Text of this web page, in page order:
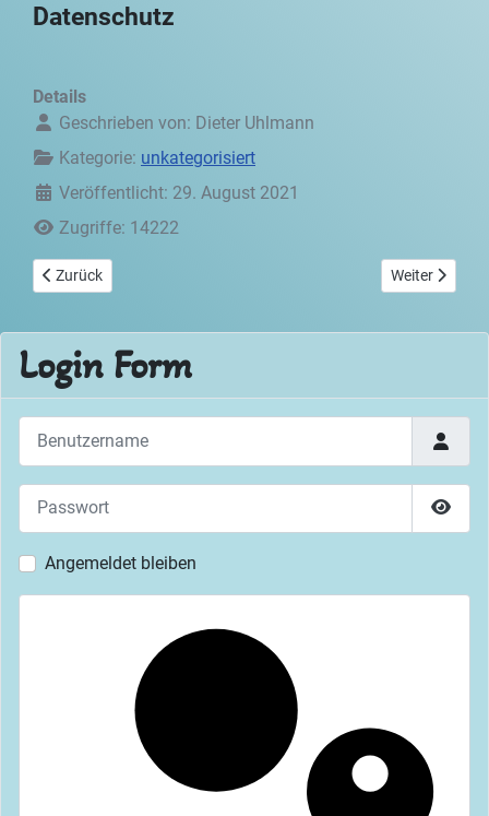
Datenschutz
Details
Geschrieben von: Dieter Uhlmann
Kategorie: unkategorisiert
Veröffentlicht: 29. August 2021
Zugriffe: 14222
Vorheriger Beitrag: Datenschutz
Zurück Nächster
Weiter
Login Form
Angemeldet bleiben